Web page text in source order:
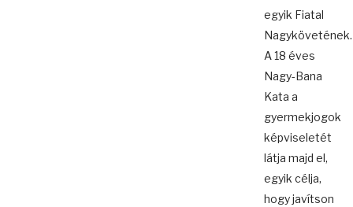
egyik Fiatal
Nagykövetének.
A 18 éves
Nagy-Bana
Kata a
gyermekjogok
képviseletét
látja majd el,
egyik célja,
hogy javítson